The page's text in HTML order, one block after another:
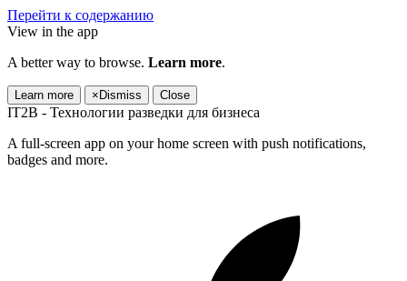
Перейти к содержанию
View in the app
A better way to browse. Learn more.
Learn more × Dismiss Close
IT2B - Технологии разведки для бизнеса
A full-screen app on your home screen with push notifications,
badges and more.